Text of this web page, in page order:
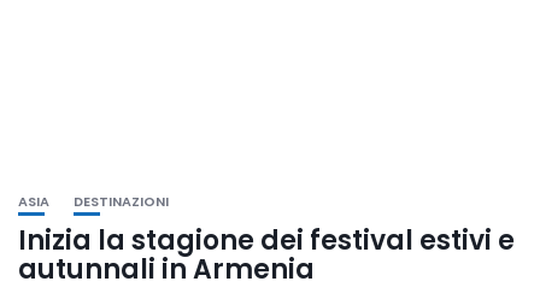
ASIA DESTINAZIONI
Inizia la stagione dei festival estivi e
autunnali in Armenia